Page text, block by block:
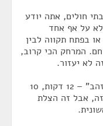
חולים, אתה יודע
על אף אחד
בפתח תקווה לבין
המרחק הכי קרוב,
לא יעזור.
יש משמעות אמיתית, זה נקרא "דקות הזהב" – 12 דקות, 10
זה, אבל זה הצלת